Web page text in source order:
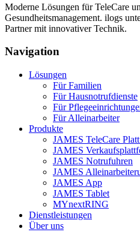
Moderne Lösungen für TeleCare
Gesundheitsmanagement. ilogs
Partner mit innovativer Technik.
Navigation
Lösungen
Für Familien
Für Hausnotrufdienste
Für
Für Alleinarbeiter
Produkte
JAMES TeleCare
JAMES
JAMES Notrufuhren
JAMES
JAMES App
JAMES Tablet
MYnextRING
Dienstleistungen
Über uns